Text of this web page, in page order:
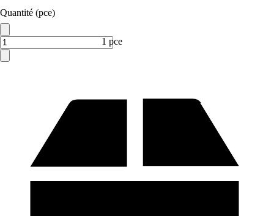
Quantité (pce)
1 pce